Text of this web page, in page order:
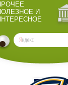
И